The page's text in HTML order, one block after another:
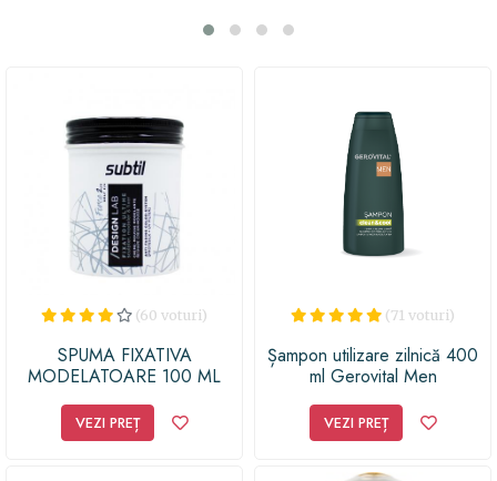
proprietăți hrănitoare și calmante, va completa ritualul
oferă-le o experiență unică în fiecare zi!
(60 voturi)
SPUMA FIXATIVA
MODELATOARE 100 ML
VEZI PREȚ
(71 voturi)
Șampon utilizare zilnică 400
ml Gerovital Men
VEZI PREȚ